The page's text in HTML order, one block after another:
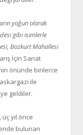
yoğun olarak
gibi isimlerle
Bozkurt Mahallesi
İçin Sanat
önünde binlerce
ile
geldiler.
yıl önce
bulunan